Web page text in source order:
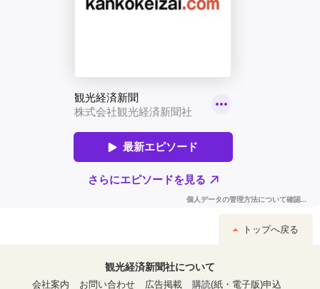
トップへ戻る
観光経済新聞社について
会社案内
お問い合わせ 広告掲載 購読(紙・電子版)申込